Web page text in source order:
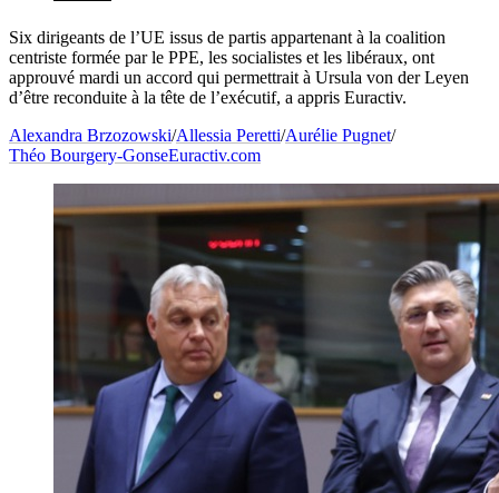
Six dirigeants de l’UE issus de partis appartenant à la coalition
centriste formée par le PPE, les socialistes et les libéraux, ont
approuvé mardi un accord qui permettrait à Ursula von der Leyen
d’être reconduite à la tête de l’exécutif, a appris Euractiv.
Alexandra Brzozowski/Allessia Peretti/Aurélie Pugnet/
Théo Bourgery-GonseEuractiv.com